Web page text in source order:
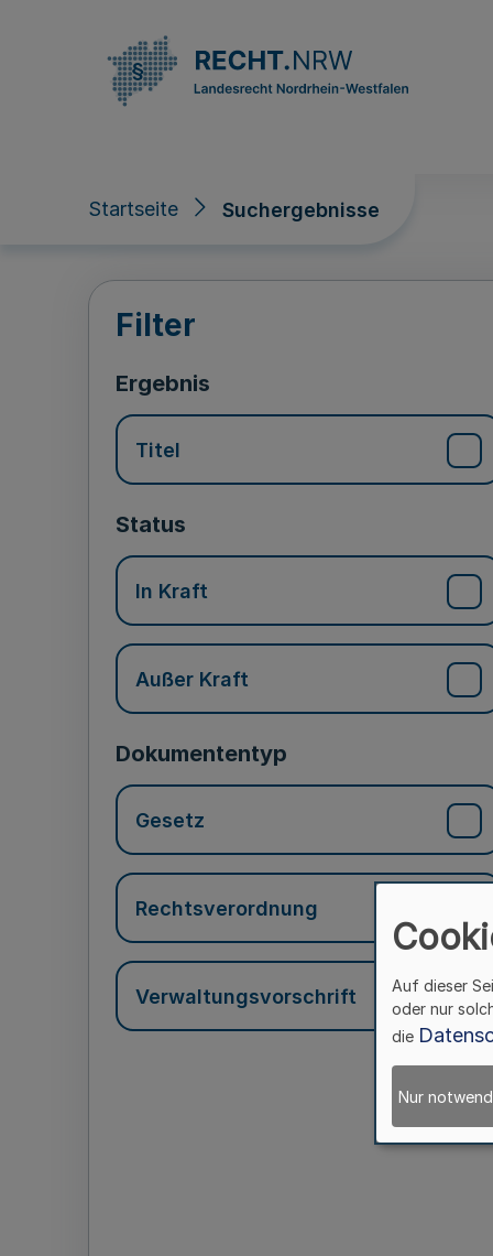
Startseite Suchergebnisse
Suchergebnisse
Filter
Ergebnis
Titel
Status
In Kraft
Außer Kraft
Dokumententyp
Gesetz
Rechtsverordnung
Verwaltungsvorschrift
Auf dieser
oder nur
die
Nur